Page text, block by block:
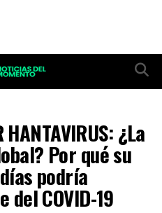
HANTAVIRUS: ¿La
Por qué su
podría
COVID-19